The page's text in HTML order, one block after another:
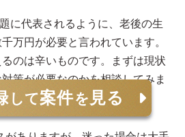
に代表されるように、老後の生
万円が必要と言われています。
のは辛いものです。まずは現状
策が必要なのかを相談してみま
して案件を 見る